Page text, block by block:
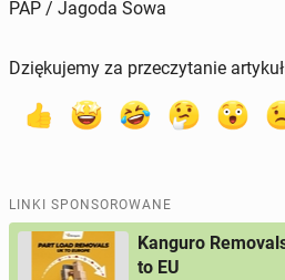
PAP / Jagoda Sowa
Dziękujemy za przeczytanie
LINKI SPONSOROWANE
Kanguro
to EU